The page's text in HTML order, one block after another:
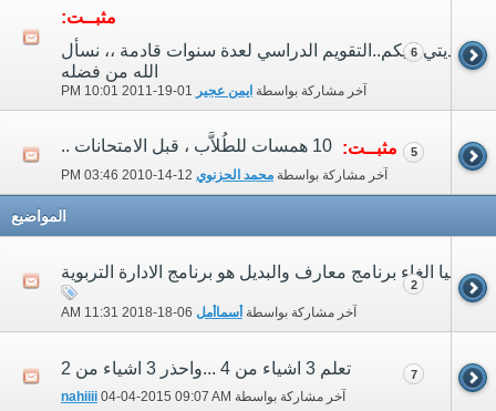
مثبــت:
هديتي إليكم..التقويم الدراسي لعدة سنوات قادمة ،، نسأل
الله من فضله
آخر مشاركة بواسطة ايمن عجير 01-19-2011
10:01 PM
6
مثبــت: 10 همسات للطُلاَّب ، قبل الامتحانات ..
آخر مشاركة بواسطة محمد الحزنوي 12-14-2010
03:46 PM
5
المواضيع
قربيا الغاء برنامج معارف والبديل هو برنامج الادارة التربوية
آخر مشاركة بواسطة أسماأمل 06-18-2018
11:31 AM
2
تعلم 3 اشياء من 4 ...واحذر 3 اشياء من 2
آخر مشاركة بواسطة nahiiii 04-04-2015 09:07 AM
7